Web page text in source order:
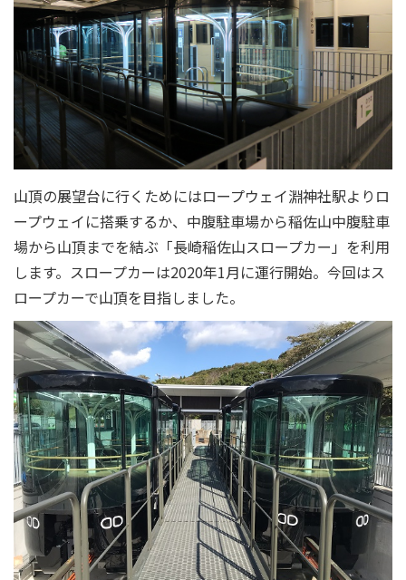
山頂の展望台に行くためにはロープウェイ淵神社駅よりロ
ープウェイに搭乗するか、中腹駐車場から稲佐山中腹駐車
場から山頂までを結ぶ「長崎稲佐山スロープカー」を利用
します。スロープカーは2020年1月に運行開始。今回はス
ロープカーで山頂を目指しました。